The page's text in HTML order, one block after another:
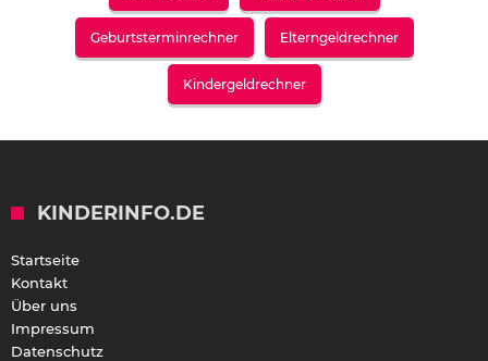
Geburtsterminrechner Elterngeldrechner
Kindergeldrechner
KINDERINFO.DE
Startseite
Kontakt
Über uns
Impressum
Datenschutz